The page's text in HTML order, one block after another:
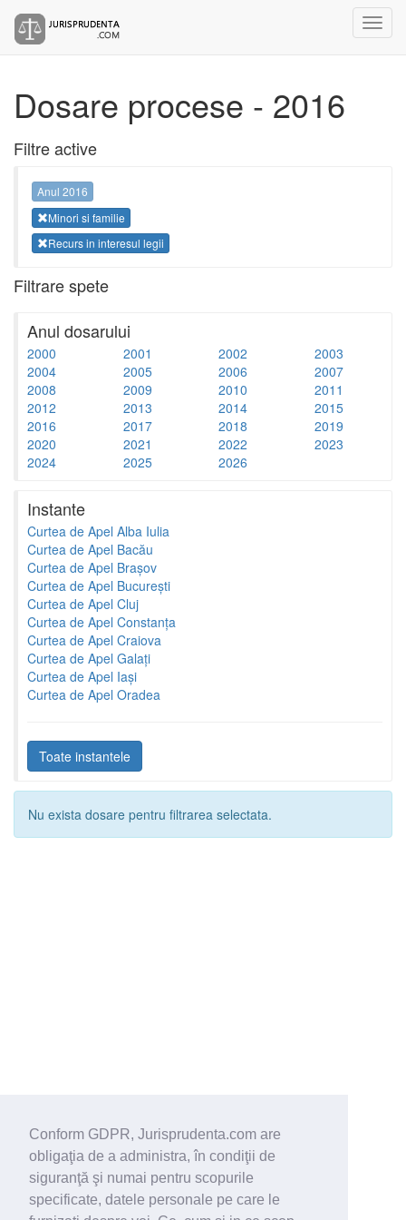
Conform GDPR, Jurisprudenta.com are
obligaţia de a administra, în condiţii de
siguranţă şi numai pentru scopurile
specificate, datele personale pe care le
Dosare procese - 2016
Filtre active
Anul 2016
Minori si familie
Recurs in interesul legii
Filtrare spete
Anul dosarului
2000 2001 2002
2003
2004
2005 2006
2007
2008
2009 2010
2011
2012
2013 2014
2015
2016
2017 2018
2019
2020
2021 2022
2023
2024
2025 2026
Instante
Curtea de Apel Alba Iulia
Curtea de Apel Bacău
Curtea de Apel Brașov
Curtea de Apel București
Curtea de Apel Cluj
Curtea de Apel Constanța
Curtea de Apel Craiova
Curtea de Apel Galați
Curtea de Apel Iași
Curtea de Apel Oradea
Toate instantele
Nu exista dosare pentru filtrarea selectata.